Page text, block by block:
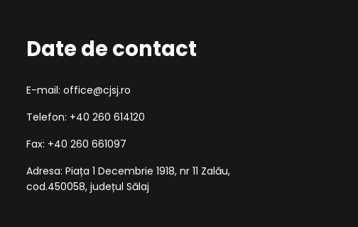
Date de contact
E-mail: office@cjsj.ro
Telefon: +40 260 614120
Fax: +40 260 661097
Adresa: Piața 1 Decembrie 1918, nr 11 Zalău,
cod.450058, județul Sălaj